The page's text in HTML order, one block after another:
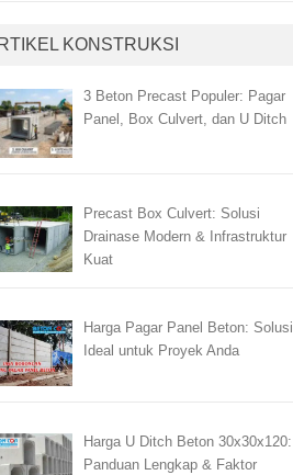
KONSTRUKSI
3 Beton Precast Populer: Pagar
Panel, Box Culvert, dan U Ditch
Precast Box Culvert: Solusi
Drainase Modern & Infrastruktur
Kuat
Harga Pagar Panel Beton: Solusi
Ideal untuk Proyek Anda
Harga U Ditch Beton 30x30x120:
Panduan Lengkap & Faktor